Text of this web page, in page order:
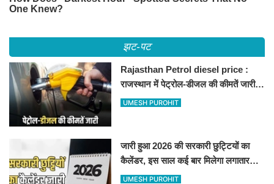
झट-पट
Rajasthan Petrol diesel price :
राजस्थान में पेट्रोल-डीजल की कीमतें जारी,
जानिए बीकानेर समेत पुरे प्रदेश में नए रेट
UMESH PUROHIT
जारी हुआ 2026 की सरकारी छुट्टियों का
कैलेंडर, इस साल कई बार मिलेगा लगातार
अवकाश, देखें
UMESH PUROHIT